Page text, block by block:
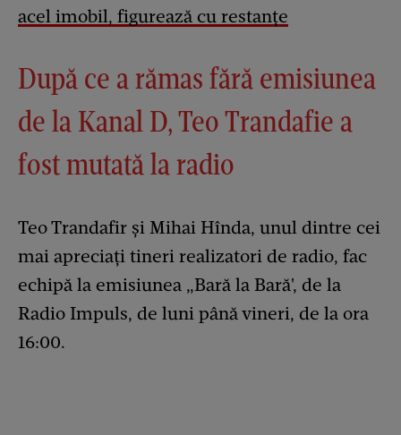
acel imobil, figurează cu restanțe
După ce a rămas fără emisiunea
de la Kanal D, Teo Trandafie a
fost mutată la radio
Teo Trandafir și Mihai Hînda, unul dintre cei
mai apreciați tineri realizatori de radio, fac
echipă la emisiunea „Bară la Bară', de la
Radio Impuls, de luni până vineri, de la ora
16:00.